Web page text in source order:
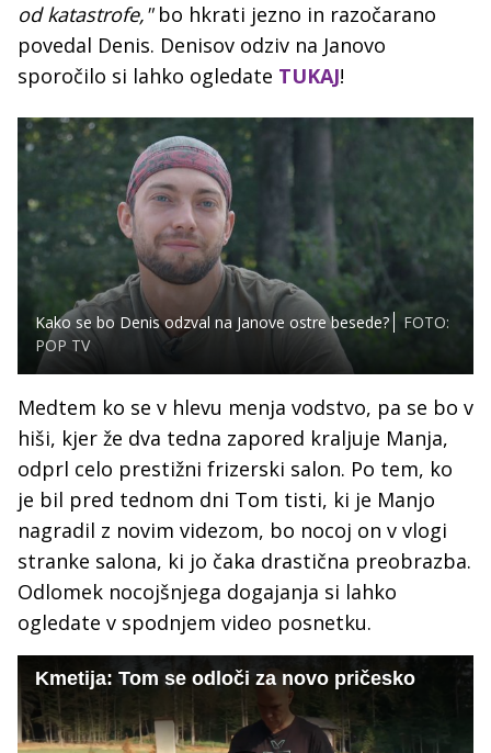
od katastrofe," bo hkrati jezno in razočarano
povedal Denis. Denisov odziv na Janovo
sporočilo si lahko ogledate TUKAJ!
Kako se bo Denis odzval na Janove ostre besede?
FOTO:
POP TV
Medtem ko se v hlevu menja vodstvo, pa se bo v
hiši, kjer že dva tedna zapored kraljuje Manja,
odprl celo prestižni frizerski salon. Po tem, ko
je bil pred tednom dni Tom tisti, ki je Manjo
nagradil z novim videzom, bo nocoj on v vlogi
stranke salona, ki jo čaka drastična preobrazba.
Odlomek nocojšnjega dogajanja si lahko
ogledate v spodnjem video posnetku.
Kmetija: Tom se odloči za novo pričesko